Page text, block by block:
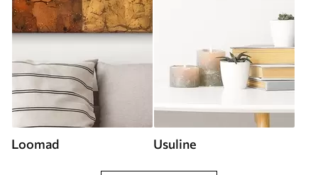
Loomad Usuline